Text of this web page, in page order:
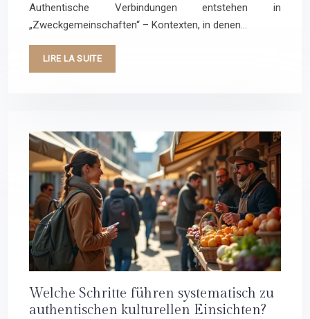
Authentische Verbindungen entstehen in
„Zweckgemeinschaften“ – Kontexten, in denen…
LIRE LA SUITE
Welche Schritte führen systematisch zu
authentischen kulturellen Einsichten?